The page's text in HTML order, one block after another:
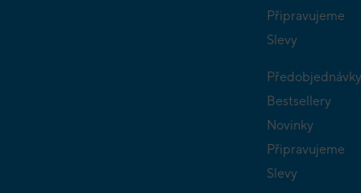
Připravujeme
Slevy
Předobjednávky
Bestsellery
Novinky
Připravujeme
Slevy